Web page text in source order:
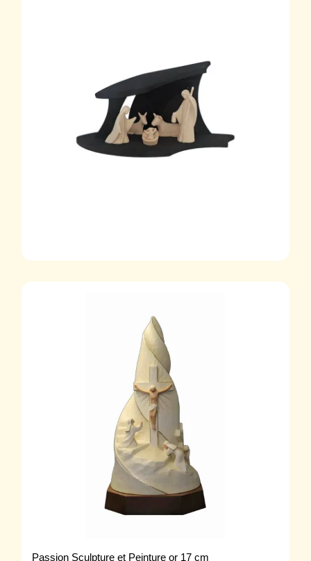
Passion Sculpture et Peinture or 17 cm